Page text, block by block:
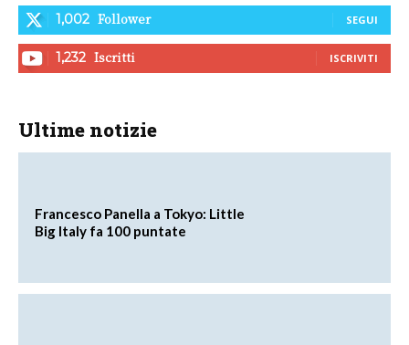
1,002 Follower SEGUI
1,232 Iscritti ISCRIVITI
Ultime notizie
Francesco Panella a Tokyo: Little
Big Italy fa 100 puntate